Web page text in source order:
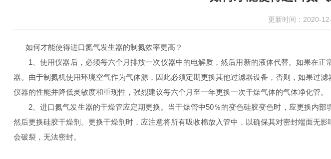
更新时间：2020-
如何才能使得进口氮气发生器的制氮效率更高？
1、使用仪器后，必须每六个月排放一次仪器中的电解质，然后用​​新的液体代替。如果在正
器。由于制氮机使用环境空气作为气体源，因此必须定期更换其他过滤器设备，否则，如果过
仪器的性能并降低灵敏度和重现性，强烈建议每六个月至一年更换一次干燥气体的气体净化管。
2、进口氮气发生器的干燥管应定期更换。当干燥管中50％的变色硅胶变色时，应更换内部
然后更换硅胶干燥剂。更换干燥剂时，应注意将所有吸收棉放入管中，以确保其对密封端面无
会破裂，无法密封。